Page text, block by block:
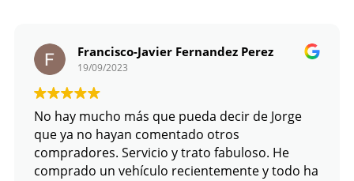
Francisco-Javier Fernandez Perez
19/09/2023
No hay mucho más que pueda decir de Jorge
que ya no hayan comentado otros
compradores. Servicio y trato fabuloso. He
comprado un vehículo recientemente y todo ha